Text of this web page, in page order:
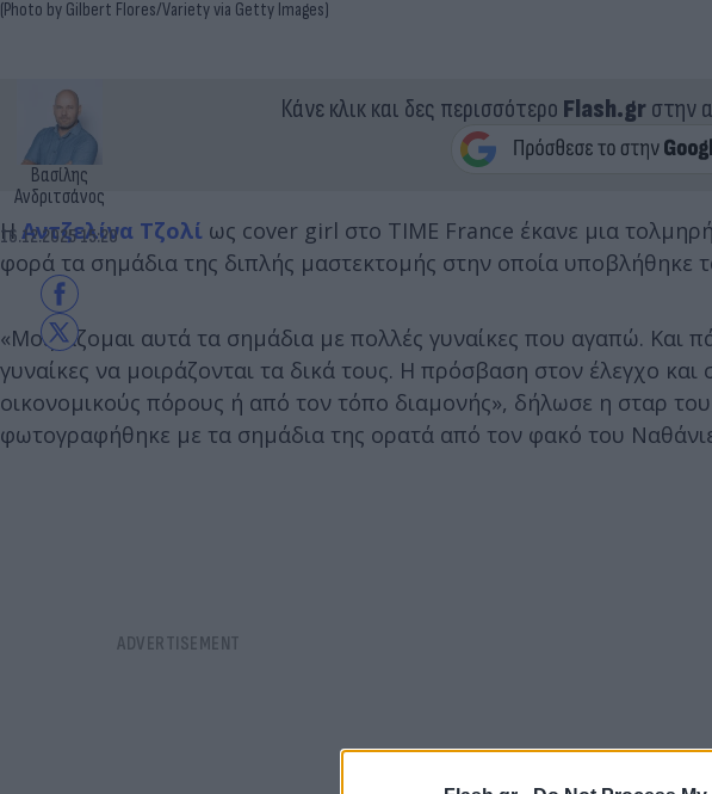
(Photo by Gilbert Flores/Variety via Getty Images)
Βασίλης
Ανδριτσάνος
16.12.2025 15:20
Κάνε κλικ και δες περισσότερο Flash.grστην
ΗΑντζελίνα Τζολί ως cover girl στο TIME France έκανε μια
φορά τα σημάδια της διπλής μαστεκτομής στην οποία υποβλήθηκε
«Μοιράζομαι αυτά τα σημάδια με πολλές γυναίκες που αγαπώ. Και
γυναίκες να μοιράζονται τα δικά τους. Η πρόσβαση στον έλεγχο
οικονομικούς πόρους ή από τον τόπο διαμονής», δήλωσε η σταρ του
φωτογραφήθηκε με τα σημάδια της ορατά από τον φακό του